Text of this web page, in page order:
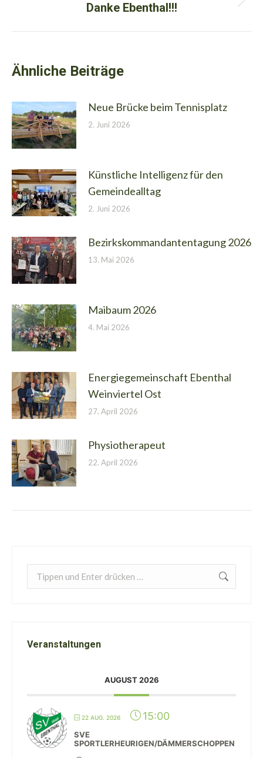
Nächster
Danke Ebenthal!!!
Ähnliche Beiträge
Neue Brücke beim Tennisplatz
2. Juni 2026
Künstliche Intelligenz für den
Gemeindealltag
2. Juni 2026
Bezirkskommandantentagung 2026
13. Mai 2026
Maibaum 2026
4. Mai 2026
Energiegemeinschaft Ebenthal
Weinviertel Ost
27. April 2026
Physiotherapeut
22. April 2026
Search:
Veranstaltungen
AUGUST 2026
22 AUG. 2026 15:00
SVE
SPORTLERHEURIGEN/DÄMMERSCHOPPEN